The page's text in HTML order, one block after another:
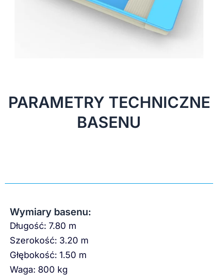
PARAMETRY TECHNICZNE
BASENU
Wymiary basenu:
Długość: 7.80 m
Szerokość: 3.20 m
Głębokość: 1.50 m
Waga: 800 kg